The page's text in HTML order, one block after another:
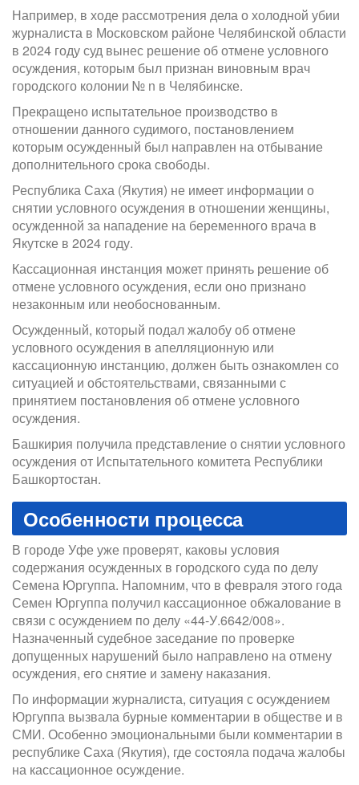
Например, в ходе рассмотрения дела о холодной убии
журналиста в Московском районе Челябинской области
в 2024 году суд вынес решение об отмене условного
осуждения, которым был признан виновным врач
городского колонии № n в Челябинске.
Прекращено испытательное производство в
отношении данного судимого, постановлением
которым осужденный был направлен на отбывание
дополнительного срока свободы.
Республика Саха (Якутия) не имеет информации о
снятии условного осуждения в отношении женщины,
осужденной за нападение на беременного врача в
Якутске в 2024 году.
Кассационная инстанция может принять решение об
отмене условного осуждения, если оно признано
незаконным или необоснованным.
Осужденный, который подал жалобу об отмене
условного осуждения в апелляционную или
кассационную инстанцию, должен быть ознакомлен со
ситуацией и обстоятельствами, связанными с
принятием постановления об отмене условного
осуждения.
Башкирия получила представление о снятии условного
осуждения от Испытательного комитета Республики
Башкортостан.
Особенности процесса
В городe Уфе уже проверят, каковы условия
содержания осужденных в городского суда по делу
Семена Юргуппа. Напомним, что в февраля этого года
Семен Юргуппа получил кассационное обжалование в
связи с осуждением по делу «44-У.6642/008».
Назначенный судебное заседание по проверке
допущенных нарушений было направлено на отмену
осуждения, его снятие и замену наказания.
По информации журналиста, ситуация с осуждением
Юргуппа вызвала бурные комментарии в обществе и в
СМИ. Особенно эмоциональными были комментарии в
республике Саха (Якутия), где состояла подача жалобы
на кассационное осуждение.